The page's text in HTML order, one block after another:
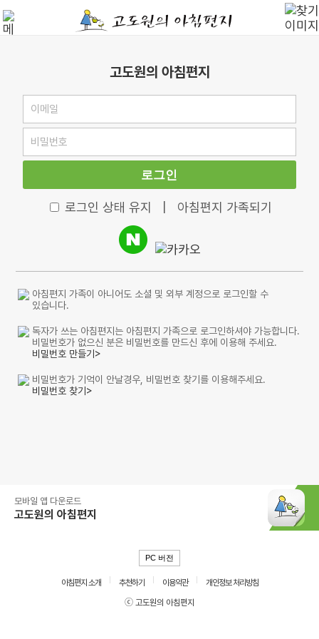
고도원의 아침편지
로그인
로그인 상태 유지 아침편지 가족되기
아침편지 가족이 아니어도 소셜 및 외부 계정으로 로그인할 수
있습니다.
독자가 쓰는 아침편지는 아침편지 가족으로 로그인하셔야 가능합니다.
비밀번호가 없으신 분은 비밀번호를 만드신 후에 이용해 주세요.
비밀번호 만들기>
비밀번호가 기억이 안날경우, 비밀번호 찾기를 이용해주세요.
비밀번호 찾기>
모바일 앱 다운로드
고도원의 아침편지
PC 버전
아침편지 소개 추천하기 이용약관
개인정보 처리방침
ⓒ 고도원의 아침편지